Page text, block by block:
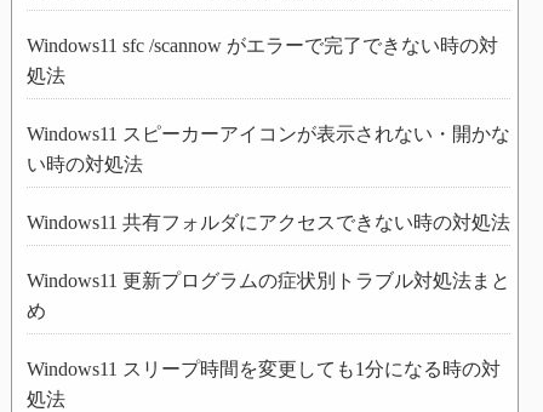
Windows11 sfc /scannow がエラーで完了できない時の対
処法
Windows11 スピーカーアイコンが表示されない・開かな
い時の対処法
Windows11 共有フォルダにアクセスできない時の対処法
Windows11 更新プログラムの症状別トラブル対処法まと
め
Windows11 スリープ時間を変更しても1分になる時の対
処法